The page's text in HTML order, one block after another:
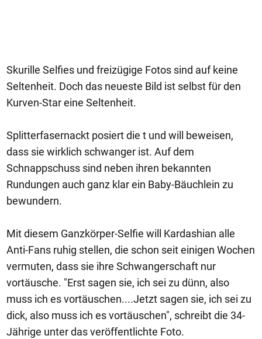
Skurille Selfies und freizügige Fotos sind auf keine
Seltenheit. Doch das neueste Bild ist selbst für den
Kurven-Star eine Seltenheit.
Splitterfasernackt posiert die t und will beweisen,
dass sie wirklich schwanger ist. Auf dem
Schnappschuss sind neben ihren bekannten
Rundungen auch ganz klar ein Baby-Bäuchlein zu
bewundern.
Mit diesem Ganzkörper-Selfie will Kardashian alle
Anti-Fans ruhig stellen, die schon seit einigen Wochen
vermuten, dass sie ihre Schwangerschaft nur
vortäusche. "Erst sagen sie, ich sei zu dünn, also
muss ich es vortäuschen....Jetzt sagen sie, ich sei zu
dick, also muss ich es vortäuschen", schreibt die 34-
Jährige unter das veröffentlichte Foto.